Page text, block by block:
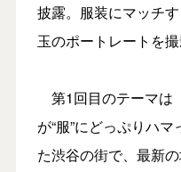
披露。服装にマッチ
玉のポートレートを撮
第1回目のテーマは
が“服”にどっぷりハ
た渋谷の街で、最新